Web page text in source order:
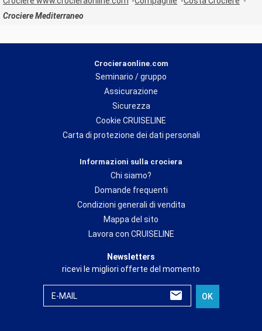
Crociere Mediterraneo
Crocieraonline.com
Seminario / gruppo
Assicurazione
Sicurezza
Cookie CRUISELINE
Carta di protezione dei dati personali
Informazioni sulla crociera
Chi siamo?
Domande frequenti
Condizioni generali di vendita
Mappa del sito
Lavora con CRUISELINE
Newsletters
ricevi le migliori offerte del momento
E-MAIL OK